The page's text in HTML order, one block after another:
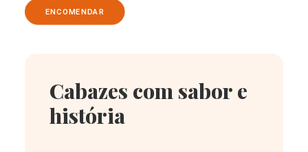
ENCOMENDAR
Cabazes com sabor e
história